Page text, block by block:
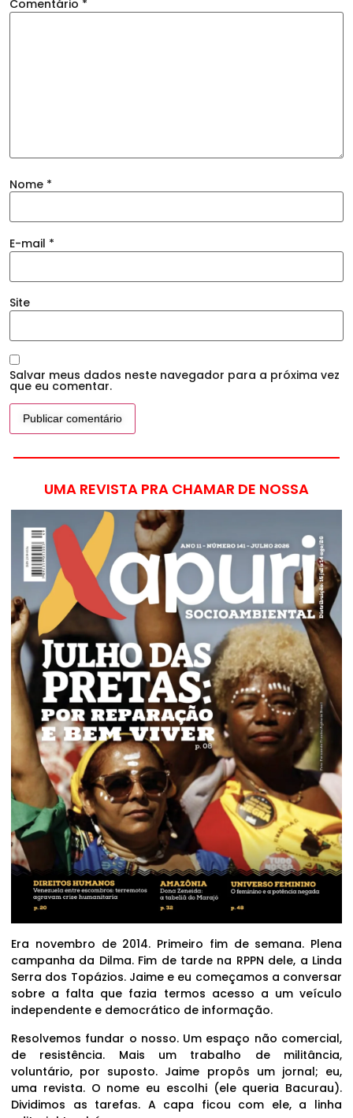
Comentário *
Nome *
E-mail *
Site
Salvar meus dados neste navegador para a próxima vez
que eu comentar.
UMA REVISTA PRA CHAMAR DE NOSSA
Era novembro de 2014. Primeiro fim de semana. Plena
campanha da Dilma. Fim de tarde na RPPN dele, a Linda
Serra dos Topázios. Jaime e eu começamos a conversar
sobre a falta que fazia termos acesso a um veículo
independente e democrático de informação.
Resolvemos fundar o nosso. Um espaço não comercial,
de resistência. Mais um trabalho de militância,
voluntário, por suposto. Jaime propôs um jornal; eu,
uma revista. O nome eu escolhi (ele queria Bacurau).
Dividimos as tarefas. A capa ficou com ele, a linha